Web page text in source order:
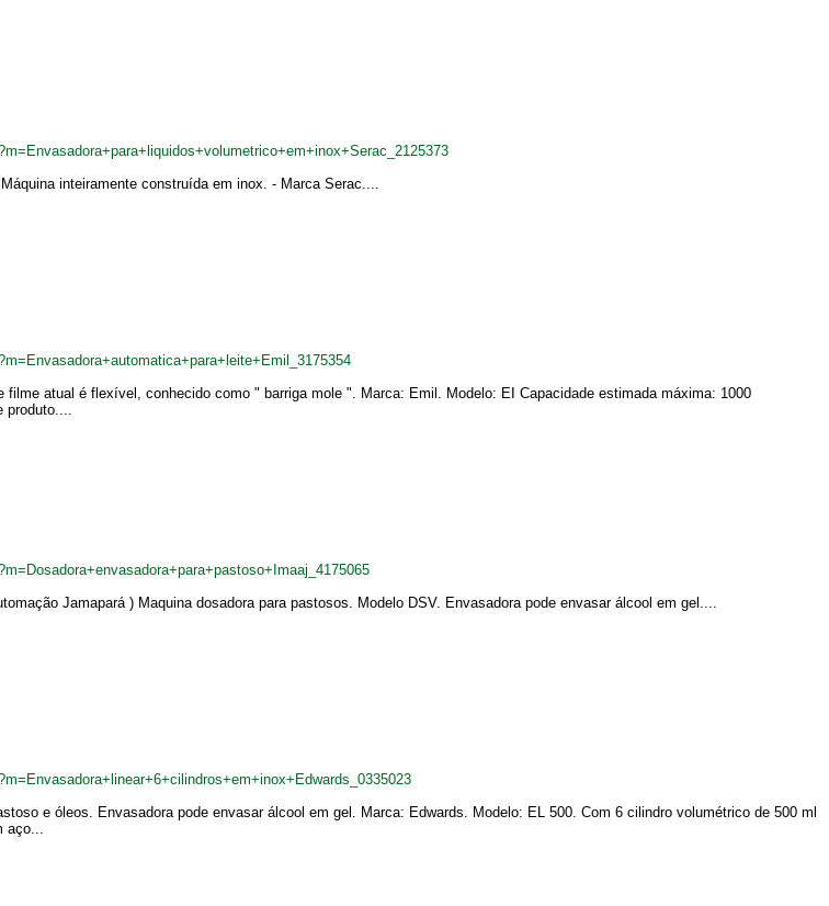
inteiramente construída em inox. - Marca Serac....
atual é flexível, conhecido como " barriga mole ". Marca: Emil. Modelo: EI Capacidade estimada máxima: 1000
produto....
Jamapará ) Maquina dosadora para pastosos. Modelo DSV. Envasadora pode envasar álcool em gel....
e óleos. Envasadora pode envasar álcool em gel. Marca: Edwards. Modelo: EL 500. Com 6 cilindro volumétrico de 500 ml
aço...